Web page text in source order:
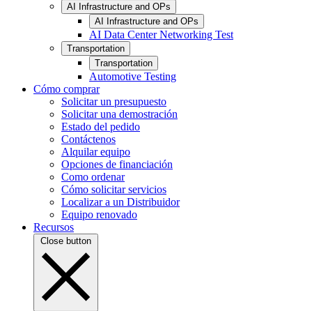
AI Infrastructure and OPs
AI Infrastructure and OPs
AI Data Center Networking Test
Transportation
Transportation
Automotive Testing
Cómo comprar
Solicitar un presupuesto
Solicitar una demostración
Estado del pedido
Contáctenos
Alquilar equipo
Opciones de financiación
Como ordenar
Cómo solicitar servicios
Localizar a un Distribuidor
Equipo renovado
Recursos
Close button